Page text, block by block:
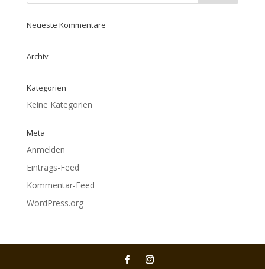
Neueste Kommentare
Archiv
Kategorien
Keine Kategorien
Meta
Anmelden
Eintrags-Feed
Kommentar-Feed
WordPress.org